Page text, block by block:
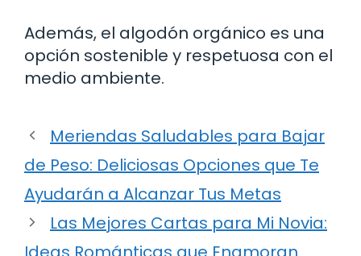
Además, el algodón orgánico es una
opción sostenible y respetuosa con el
medio ambiente.
Meriendas Saludables para Bajar
de Peso: Deliciosas Opciones que Te
Ayudarán a Alcanzar Tus Metas
Las Mejores Cartas para Mi Novia: